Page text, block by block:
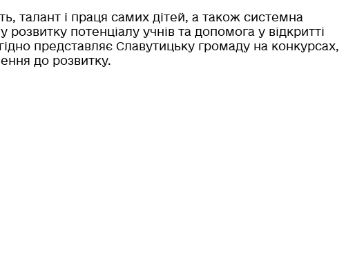
талант і праця самих дітей, а також системна
потенціалу учнів та допомога у відкритті
представляє Славутицьку громаду на конкурсах,
до розвитку.